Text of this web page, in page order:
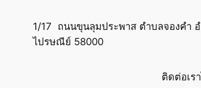
1/17 ถนนขุนลุมประพาส ตำบลจองคำ
ไปรษณีย์ 58000
ติดต่อเร